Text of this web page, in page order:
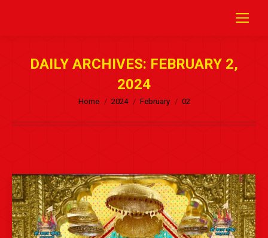
DAILY ARCHIVES: FEBRUARY 2,
2024
Home 2024 February 02